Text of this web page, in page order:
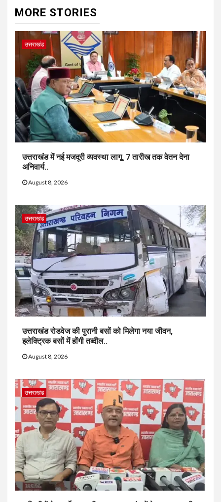
MORE STORIES
उत्तराखंड
उत्तराखंड में नई मजदूरी व्यवस्था लागू, 7 तारीख तक वेतन देना
अनिवार्य..
August 8, 2026
उत्तराखंड
उत्तराखंड रोडवेज की पुरानी बसों को मिलेगा नया जीवन,
इलेक्ट्रिक बसों में होंगी तब्दील..
August 8, 2026
उत्तराखंड